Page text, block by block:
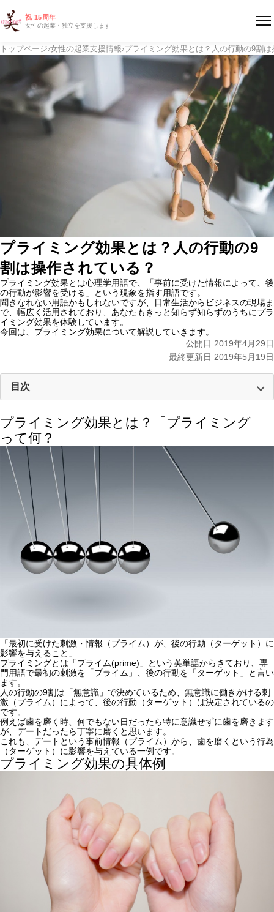
祝 15周年
女性の起業・独立を支援します
トップページ›女性の起業支援情報›プライミング効果とは？人の行動の9割
プライミング効果とは？人の行動の9
割は操作されている？
プライミング効果とは心理学用語で、
「事前に受けた情報によって、後
の行動が影響を受ける」
という現象を指す用語です。
聞きなれない用語かもしれないですが、日常生活からビジネスの現場ま
で、幅広く活用されており、あなたもきっと知らず知らずのうちにプラ
イミング効果を体験しています。
今回は、プライミング効果について解説していきます。
公開日 2019年4月29日
最終更新日 2019年5月19日
目次
プライミング効果とは？「プライミング」
って何？
「最初に受けた刺激・情報（プライム）が、後の行動（ターゲット）に
影響を与えること」
プライミングとは「プライム(prime)」という英単語からきており、専
門用語で最初の刺激を「プライム」、後の行動を「ターゲット」と言い
ます。
人の行動の9割は「無意識」で決めているため、無意識に働きかける刺
激（プライム）によって、後の行動（ターゲット）は決定されているの
です。
例えば歯を磨く時、何でもない日だったら特に意識せずに歯を磨きます
が、デートだったら丁寧に磨くと思います。
これも、デートという事前情報（プライム）から、歯を磨くという行為
（ターゲット）に影響を与えている一例です。
プライミング効果の具体例